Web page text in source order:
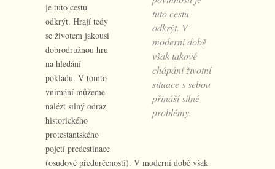
tuto cestu
odkrýt. V
moderní době
však takové
chápání životní
situace s sebou
přináší silné
problémy.
je tuto cestu
odkrýt. Hrají tedy
se životem jakousi
dobrodružnou hru
na hledání
pokladu. V tomto
vnímání můžeme
nalézt silný odraz
historického
protestantského
pojetí predestinace
(osudové předurčenosti). V moderní době však